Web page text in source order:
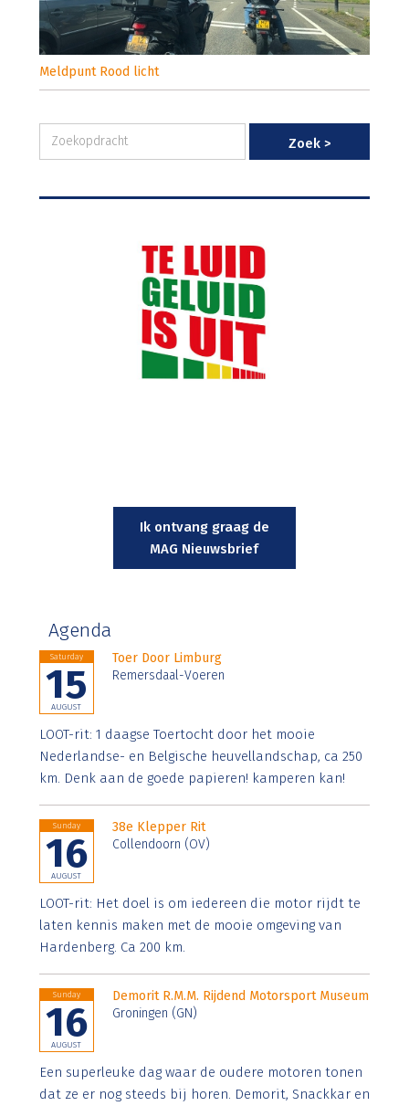
Meldpunt Rood licht
Ik ontvang graag de
MAG Nieuwsbrief
Agenda
Saturday
15
AUGUST
Toer Door Limburg
Remersdaal-Voeren
LOOT-rit: 1 daagse Toertocht door het mooie
Nederlandse- en Belgische heuvellandschap, ca 250
km. Denk aan de goede papieren! kamperen kan!
Sunday
16
AUGUST
38e Klepper Rit
Collendoorn (OV)
LOOT-rit: Het doel is om iedereen die motor rijdt te
laten kennis maken met de mooie omgeving van
Hardenberg. Ca 200 km.
Sunday
16
AUGUST
Demorit R.M.M. Rijdend Motorsport Museum
Groningen (GN)
Een superleuke dag waar de oudere motoren tonen
dat ze er nog steeds bij horen. Demorit, Snackkar en